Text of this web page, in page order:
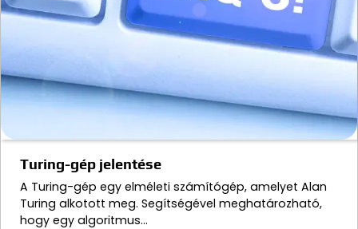
Turing-gép jelentése
A Turing-gép egy elméleti számítógép, amelyet Alan
Turing alkotott meg. Segítségével meghatározható,
hogy egy algoritmus…